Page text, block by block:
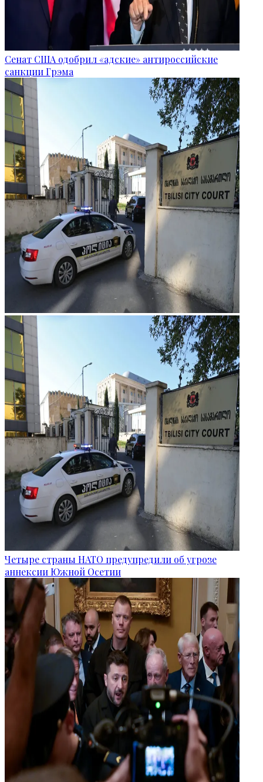
Сенат США одобрил «адские» антироссийские
санкции Грэма
Четыре страны НАТО предупредили об угрозе
аннексии Южной Осетии